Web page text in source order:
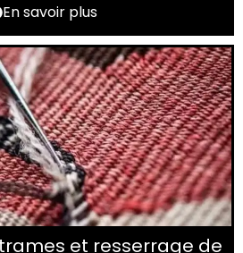
En savoir plus
et resserrage de